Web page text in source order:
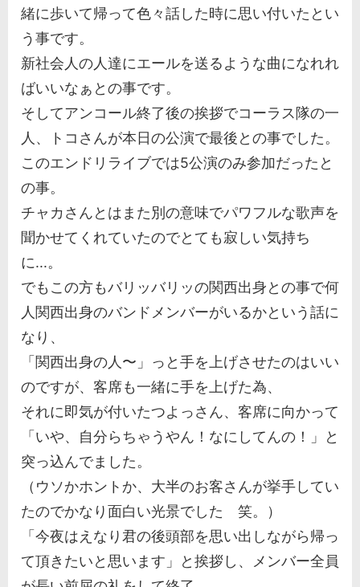
緒に歩いて帰って色々話した時に思い付いたとい
う事です。
新社会人の人達にエールを送るような曲になれれ
ばいいなぁとの事です。
そしてアンコール終了後の挨拶でコーラス隊の一
人、トコさんが本日の公演で最後との事でした。
このエンドリライブでは5公演のみ参加だったと
の事。
チャカさんとはまた別の意味でパワフルな歌声を
聞かせてくれていたのでとても寂しい気持ち
に...。
でもこの方もバリッバリッの関西出身との事で何
人関西出身のバンドメンバーがいるかという話に
なり、
「関西出身の人〜」っと手を上げさせたのはいい
のですが、客席も一緒に手を上げた為、
それに即気が付いたつよっさん、客席に向かって
「いや、自分らちゃうやん！なにしてんの！」と
突っ込んでました。
（ウソかホントか、大半のお客さんが挙手してい
たのでかなり面白い光景でした 笑。）
「今夜はえなり君の後頭部を思い出しながら帰っ
て頂きたいと思います」と挨拶し、メンバー全員